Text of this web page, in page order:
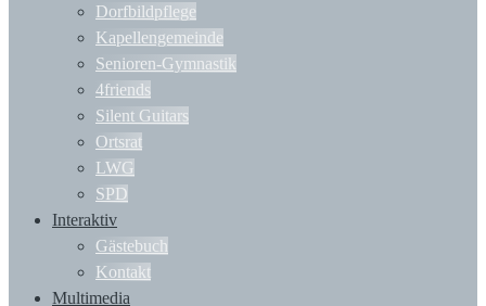
Dorfbildpflege
Kapellengemeinde
Senioren-Gymnastik
4friends
Silent Guitars
Ortsrat
LWG
SPD
Interaktiv
Gästebuch
Kontakt
Multimedia